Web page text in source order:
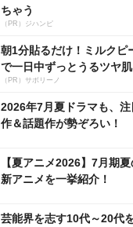
ちゃう
（PR）ジハンピ
朝1分貼るだけ！ミルクピ
で一日中ずっとうるツヤ肌
（PR）サボリーノ
2026年7月夏ドラマも、注
作＆話題作が勢ぞろい！
【夏アニメ2026】7月期
新アニメを一挙紹介！
芸能界を志す10代～20代